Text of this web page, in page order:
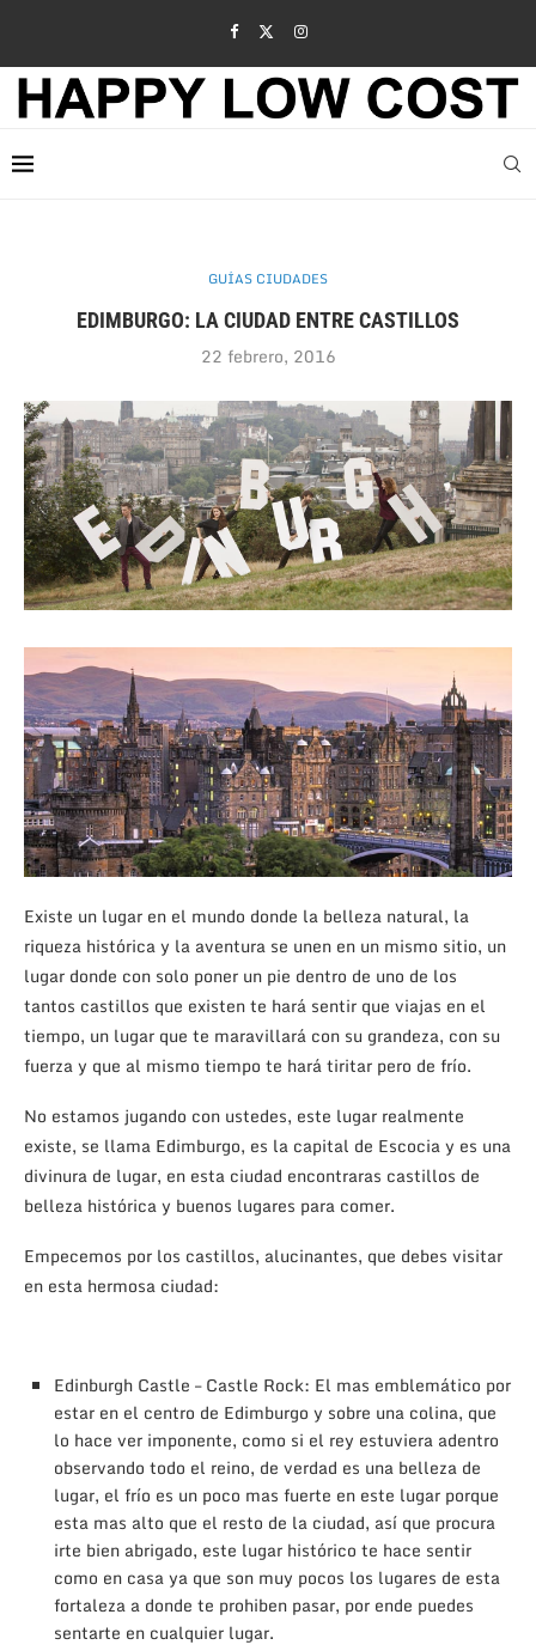
GUÍAS CIUDADES
EDIMBURGO: LA CIUDAD ENTRE CASTILLOS
22 febrero, 2016
Existe un lugar en el mundo donde la belleza natural, la
riqueza histórica y la aventura se unen en un mismo sitio, un
lugar donde con solo poner un pie dentro de uno de los
tantos castillos que existen te hará sentir que viajas en el
tiempo, un lugar que te maravillará con su grandeza, con su
fuerza y que al mismo tiempo te hará tiritar pero de frío.
No estamos jugando con ustedes, este lugar realmente
existe, se llama Edimburgo, es la capital de Escocia y es una
divinura de lugar, en esta ciudad encontraras castillos de
belleza histórica y buenos lugares para comer.
Empecemos por los castillos, alucinantes, que debes visitar
en esta hermosa ciudad:
Edinburgh Castle – Castle Rock: El mas emblemático por
estar en el centro de Edimburgo y sobre una colina, que
lo hace ver imponente, como si el rey estuviera adentro
observando todo el reino, de verdad es una belleza de
lugar, el frío es un poco mas fuerte en este lugar porque
esta mas alto que el resto de la ciudad, así que procura
irte bien abrigado, este lugar histórico te hace sentir
como en casa ya que son muy pocos los lugares de esta
fortaleza a donde te prohiben pasar, por ende puedes
sentarte en cualquier lugar.